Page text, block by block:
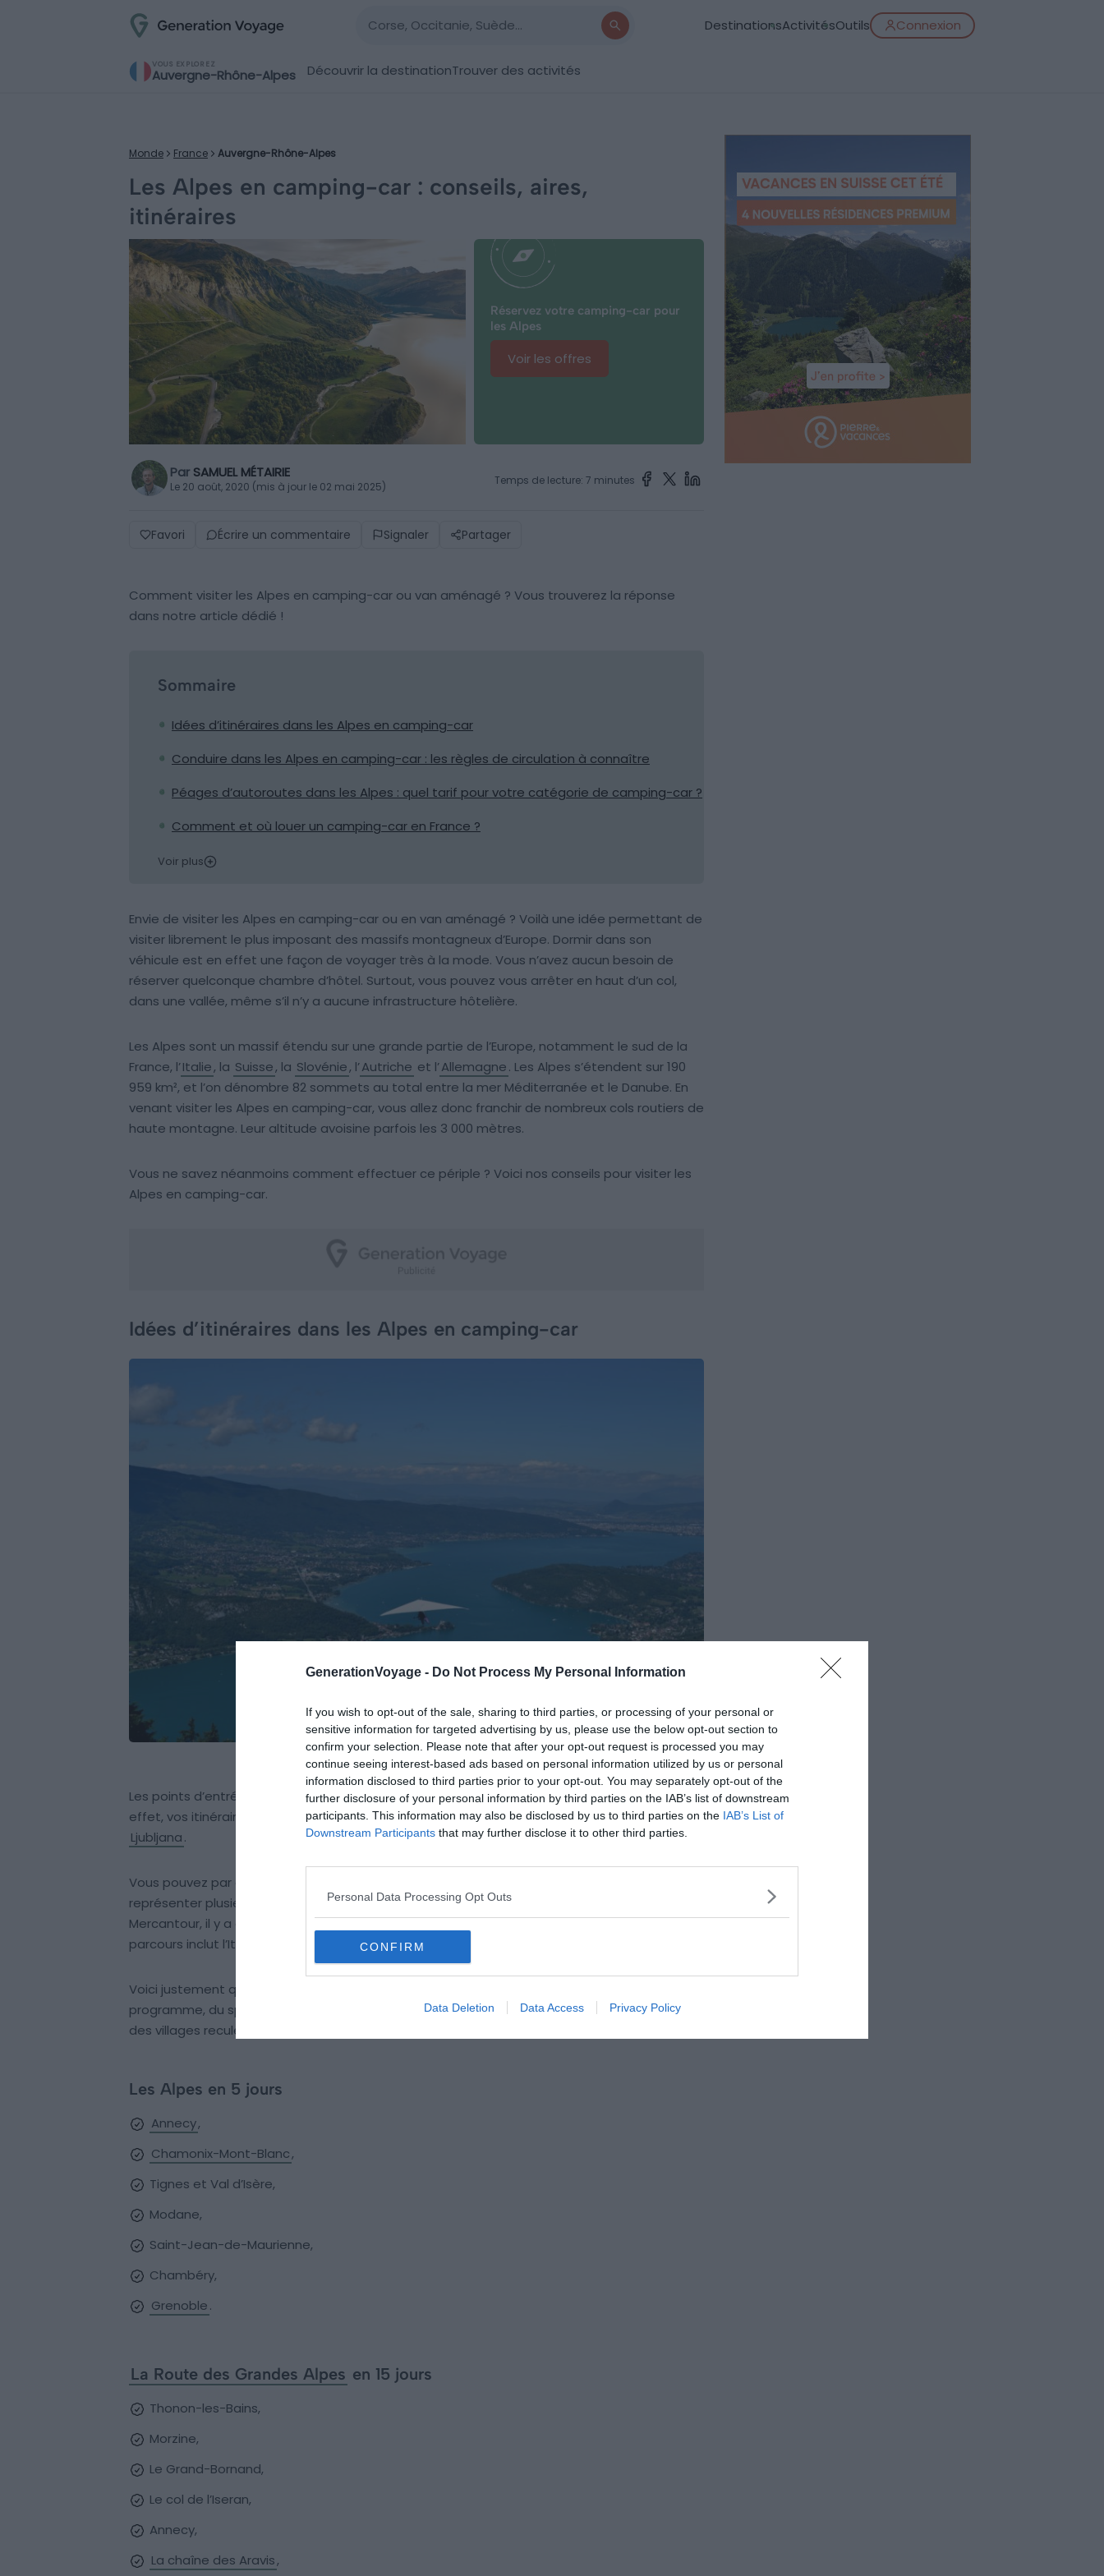
GenerationVoyage - Do Not Process My Personal Information
If you wish to opt-out of the sale, sharing to third parties, or processing of your personal or
sensitive information for targeted advertising by us, please use the below opt-out section to
confirm your selection. Please note that after your opt-out request is processed you may
continue seeing interest-based ads based on personal information utilized by us or personal
information disclosed to third parties prior to your opt-out. You may separately opt-out of the
further disclosure of your personal information by third parties on the IAB’s list of downstream
participants. This information may also be disclosed by us to third parties on the IAB’s List of
Downstream Participants that may further disclose it to other third parties.
Personal Data Processing Opt Outs
CONFIRM
Data Deletion Data Access Privacy Policy
DestinationsActivitésOutils Connexion
VOUS EXPLOREZ
Auvergne-Rhône-Alpes Découvrir la destinationTrouver des activités
Monde France Auvergne-Rhône-Alpes
Les Alpes en camping-car : conseils, aires,
itinéraires
Réservez votre camping-car pour
les Alpes
Voir les offres
Par SAMUEL MÉTAIRIE
Le 20 août, 2020 (mis à jour le 02 mai 2025) Temps de lecture: 7 minutes
Favori Écrire un commentaire Signaler Partager
Comment visiter les Alpes en camping-car ou van aménagé ? Vous trouverez la réponse
dans notre article dédié !
Sommaire
Idées d’itinéraires dans les Alpes en camping-car
Conduire dans les Alpes en camping-car : les règles de circulation à connaître
Péages d’autoroutes dans les Alpes : quel tarif pour votre catégorie de camping-car ?
Comment et où louer un camping-car en France ?
Voir plus
Envie de visiter les Alpes en camping-car ou en van aménagé ? Voilà une idée permettant de
visiter librement le plus imposant des massifs montagneux d’Europe. Dormir dans son
véhicule est en effet une façon de voyager très à la mode. Vous n’avez aucun besoin de
réserver quelconque chambre d’hôtel. Surtout, vous pouvez vous arrêter en haut d’un col,
dans une vallée, même s’il n’y a aucune infrastructure hôtelière.
Les Alpes sont un massif étendu sur une grande partie de l’Europe, notamment le sud de la
France, l’Italie, la Suisse, la Slovénie, l’Autriche et l’Allemagne. Les Alpes s’étendent sur 190
959 km², et l’on dénombre 82 sommets au total entre la mer Méditerranée et le Danube. En
venant visiter les Alpes en camping-car, vous allez donc franchir de nombreux cols routiers de
haute montagne. Leur altitude avoisine parfois les 3 000 mètres.
Vous ne savez néanmoins comment effectuer ce périple ? Voici nos conseils pour visiter les
Alpes en camping-car.
Idées d’itinéraires dans les Alpes en camping-car
Crédit Photo : Shutterstock / Natolie
Les points d’entrée dans les Alpes sont multiples, même si vous partez depuis la France. En
effet, vos itinéraires varieront selon que vous partiez deNice, Lyon,Milan ,Munichou
Ljubljana.
Vous pouvez par exemple choisir d’explorer les Alpes françaises. Ce voyage peut même en
représenter plusieurs. De la
Haute-Savoieau Vercors en passant par le parc national du
Mercantour, il y a déjà d’innombrables choses à voir et à faire. Si en plus de cela, votre
parcours inclut l’Italie et la Suisse, alors il faudra partir plusieurs semaines.
Voici justement quelques idées d’étapes à faire lors de vos escapades alpines. Au
programme, du sport (randonnée, ski), des produits du terroir, des monuments historiques,
des villages reculés et des villes historiques :
Les Alpes en 5 jours
Annecy,
Chamonix-Mont-Blanc,
Tignes et Val d’Isère,
Modane,
Saint-Jean-de-Maurienne,
Chambéry,
Grenoble.
La Route des Grandes Alpes en 15 jours
Thonon-les-Bains,
Morzine,
Le Grand-Bornand,
Le col de l’Iseran,
Annecy,
La chaîne des Aravis,